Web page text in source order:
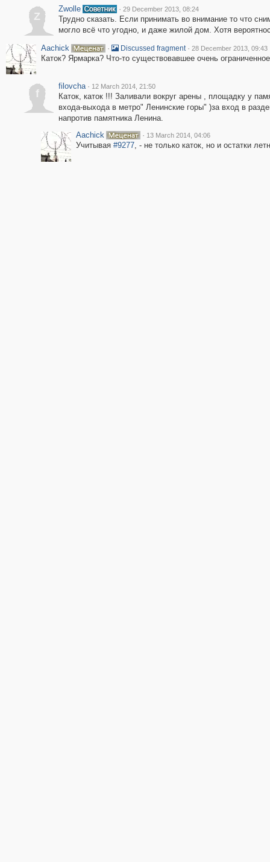
Z
Zwolle · 29 December 2013, 08:24
Трудно сказать. Если принимать во внимание то что
могло всё что угодно, и даже жилой дом. Хотя
Aachick
· Discussed fragment · 28 December 2013, 09:43
Каток? Ярмарка? Что-то существовавшее очень
f
filovcha · 12 March 2014, 21:50
Каток, каток !!! Заливали вокруг арены , площадку у
входа-выхода в метро" Ленинские горы" )за вход в
напротив памятника Ленина.
Aachick
· 13 March 2014, 04:06
Учитывая #9277, - не только каток, но и остатки